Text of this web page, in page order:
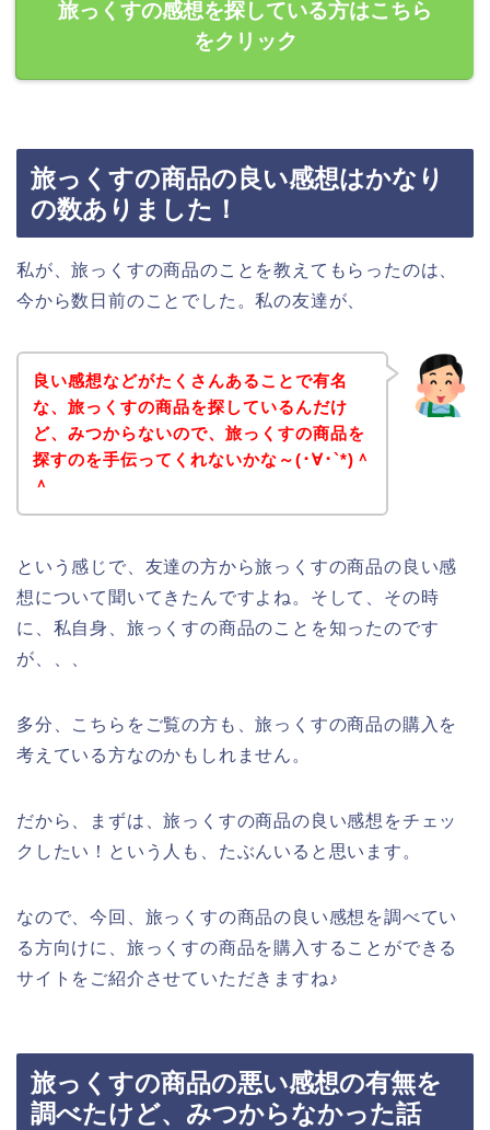
旅っくすの感想を探している方はこちら
をクリック
旅っくすの商品の良い感想はかなり
の数ありました！
私が、旅っくすの商品のことを教えてもらったのは、
今から数日前のことでした。私の友達が、
良い感想などがたくさんあることで有名
な、旅っくすの商品を探しているんだけ
ど、みつからないので、旅っくすの商品を
探すのを手伝ってくれないかな～(･∀･`*)＾
＾
という感じで、友達の方から旅っくすの商品の良い感
想について聞いてきたんですよね。そして、その時
に、私自身、旅っくすの商品のことを知ったのです
が、、、
多分、こちらをご覧の方も、旅っくすの商品の購入を
考えている方なのかもしれません。
だから、まずは、旅っくすの商品の良い感想をチェッ
クしたい！という人も、たぶんいると思います。
なので、今回、旅っくすの商品の良い感想を調べてい
る方向けに、旅っくすの商品を購入することができる
サイトをご紹介させていただきますね♪
旅っくすの商品の悪い感想の有無を
調べたけど、みつからなかった話